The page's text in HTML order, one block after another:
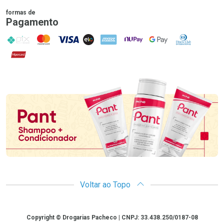
formas de
Pagamento
PIX MasterCard
VISA ELO AMEX NuPay Google PayDiners Club
Hipercard
Voltar ao Topo
CopyrightCopyright © Drogarias Pacheco | CNPJ: 33.438.250/0187-08